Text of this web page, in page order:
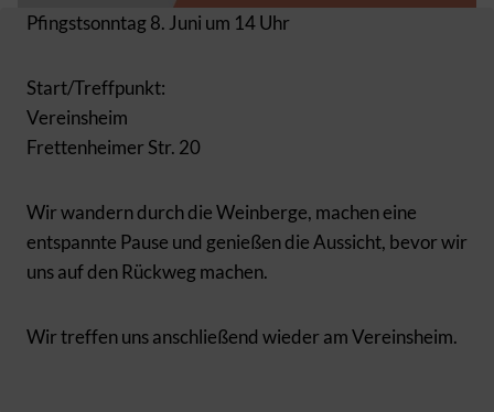
Pfingstsonntag 8. Juni um 14 Uhr
Start/Treffpunkt:
Vereinsheim
Frettenheimer Str. 20
Wir wandern durch die Weinberge, machen eine
entspannte Pause und genießen die Aussicht, bevor wir
uns auf den Rückweg machen.
Wir treffen uns anschließend wieder am Vereinsheim.